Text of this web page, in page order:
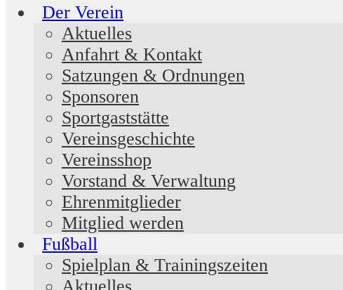
Der Verein
Aktuelles
Anfahrt & Kontakt
Satzungen & Ordnungen
Sponsoren
Sportgaststätte
Vereinsgeschichte
Vereinsshop
Vorstand & Verwaltung
Ehrenmitglieder
Mitglied werden
Fußball
Spielplan & Trainingszeiten
Aktuelles